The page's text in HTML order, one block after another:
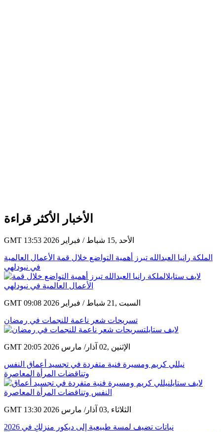
الأخبار الأكثر قراءة
GMT 13:53 2026 الأحد ,15 شباط / فبراير
الملكة رانيا العبدالله تبرز أهمية التواضع خلال قمة الأعمال العالمية
في نيودلهي
GMT 09:08 2026 السبت ,21 شباط / فبراير
تسريحات شعر ناعمة للنجمات في رمضان
GMT 20:05 2026 الإثنين ,02 آذار/ مارس
نيللي كريم ومسيرة فنية متفردة في تجسيد أعماق النفس
وتناقضات المرأة المعاصرة
GMT 13:30 2026 الثلاثاء ,03 آذار/ مارس
نباتات تضيف لمسة طبيعية إلى ديكور منزلكِ في 2026